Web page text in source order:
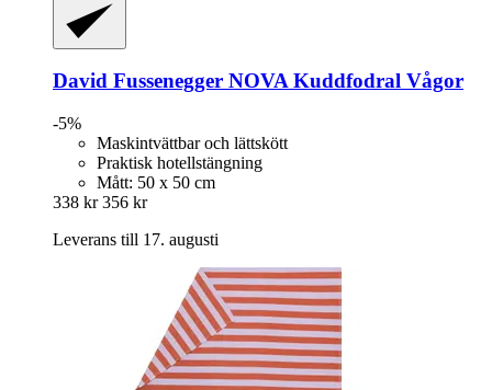
David Fussenegger NOVA Kuddfodral Vågor
-5%
Maskintvättbar och lättskött
Praktisk hotellstängning
Mått: 50 x 50 cm
338 kr 356 kr
Leverans till 17. augusti